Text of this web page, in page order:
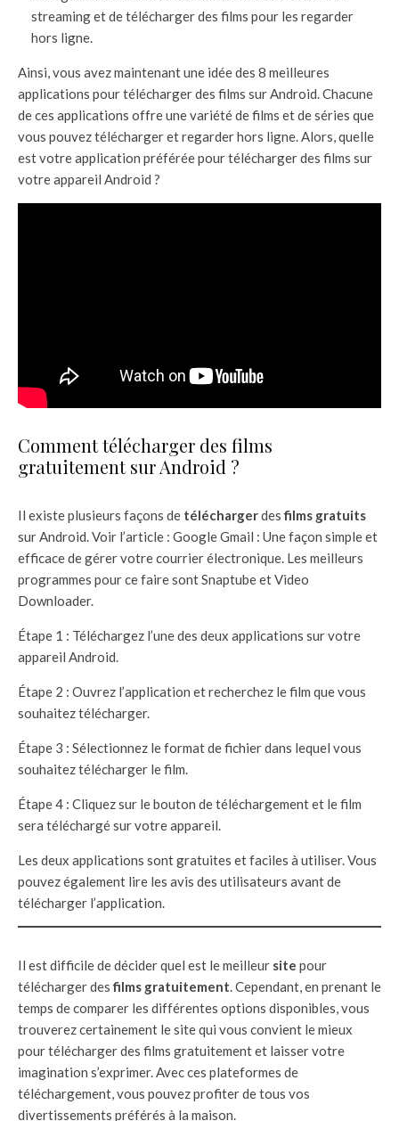
streaming et de télécharger des films pour les regarder
hors ligne.
Ainsi, vous avez maintenant une idée des 8 meilleures
applications pour télécharger des films sur Android. Chacune
de ces applications offre une variété de films et de séries que
vous pouvez télécharger et regarder hors ligne. Alors, quelle
est votre application préférée pour télécharger des films sur
votre appareil Android ?
Comment télécharger des films
gratuitement sur Android ?
Il existe plusieurs façons de téléchargerdesfilms gratuits
sur Android. Voir l’article : Google Gmail : Une façon simple et
efficace de gérer votre courrier électronique. Les meilleurs
programmes pour ce faire sont Snaptube et Video
Downloader.
Étape 1 : Téléchargez l’une des deux applications sur votre
appareil Android.
Étape 2 : Ouvrez l’application et recherchez le film que vous
souhaitez télécharger.
Étape 3 : Sélectionnez le format de fichier dans lequel vous
souhaitez télécharger le film.
Étape 4 : Cliquez sur le bouton de téléchargement et le film
sera téléchargé sur votre appareil.
Les deux applications sont gratuites et faciles à utiliser. Vous
pouvez également lire les avis des utilisateurs avant de
télécharger l’application.
Il est difficile de décider quel est le meilleur site pour
télécharger desfilms gratuitement. Cependant, en prenant le
temps de comparer les différentes options disponibles, vous
trouverez certainement le site qui vous convient le mieux
pour télécharger des films gratuitement et laisser votre
imagination s’exprimer. Avec ces plateformes de
téléchargement, vous pouvez profiter de tous vos
divertissements préférés à la maison.